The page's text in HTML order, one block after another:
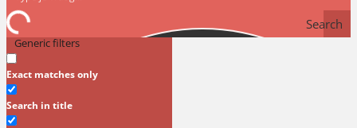
Search
Generic filters
Exact matches only
Search in title